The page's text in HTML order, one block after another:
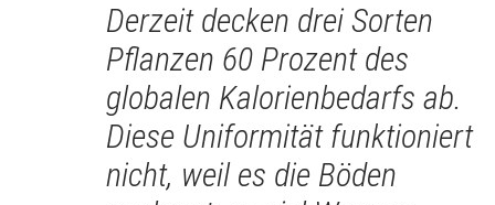
Derzeit decken drei Sorten
Pflanzen 60 Prozent des
globalen Kalorienbedarfs ab.
Diese Uniformität funktioniert
nicht, weil es die Böden